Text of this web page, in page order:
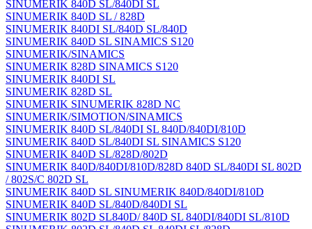
SINUMERIK 840D SL/840DI SL
SINUMERIK 840D SL / 828D
SINUMERIK 840DI SL/840D SL/840D
SINUMERIK 840D SL SINAMICS S120
SINUMERIK/SINAMICS
SINUMERIK 828D SINAMICS S120
SINUMERIK 840DI SL
SINUMERIK 828D SL
SINUMERIK SINUMERIK 828D NC
SINUMERIK/SIMOTION/SINAMICS
SINUMERIK 840D SL/840DI SL 840D/840DI/810D
SINUMERIK 840D SL/840DI SL SINAMICS S120
SINUMERIK 840D SL/828D/802D
SINUMERIK 840D/840DI/810D/828D 840D SL/840DI SL 802D
/ 802S/C 802D SL
SINUMERIK 840D SL SINUMERIK 840D/840DI/810D
SINUMERIK 840D SL/840D/840DI SL
SINUMERIK 802D SL840D/ 840D SL 840DI/840DI SL/810D